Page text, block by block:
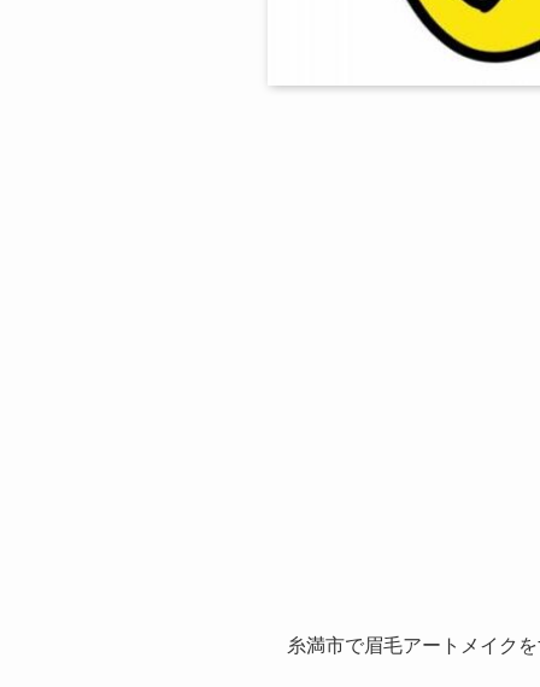
糸満市で眉毛アートメイク